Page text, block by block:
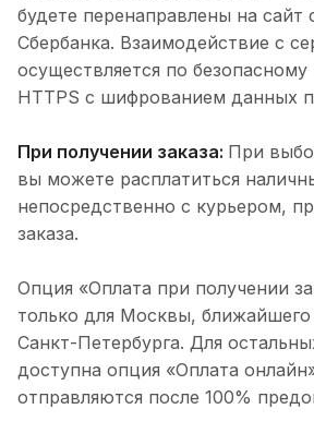
будете перенаправлены на сайт
Сбербанка. Взаимодействие с
осуществляется по безопасному
HTTPS с шифрованием данных
При получении заказа: При
вы можете расплатиться
непосредственно с курьером,
заказа.
Опция «Оплата при получении
только для Москвы,
Санкт-Петербурга. Для
доступна опция «Оплата
отправляются после 100%